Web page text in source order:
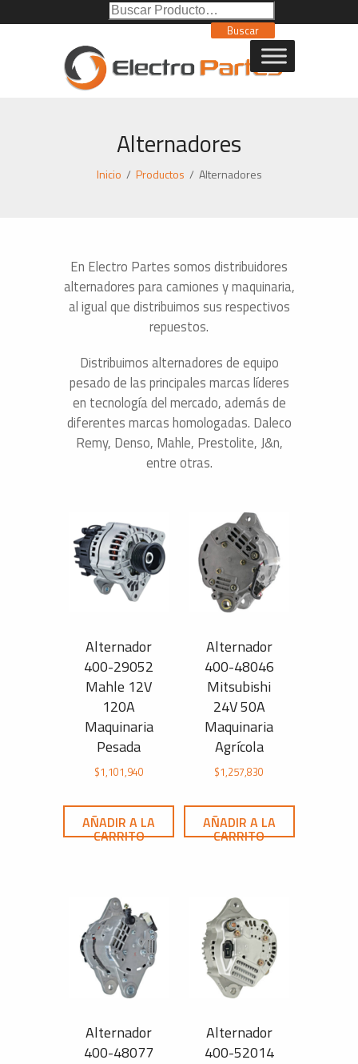
Buscar
Poducto:
Buscar
Alternadores
Inicio / Productos / Alternadores
En Electro Partes somos distribuidores
alternadores para camiones y maquinaria,
al igual que distribuimos sus respectivos
repuestos.
Distribuimos alternadores de equipo
pesado de las principales marcas líderes
en tecnología del mercado, además de
diferentes marcas homologadas. Daleco
Remy, Denso, Mahle, Prestolite, J&n,
entre otras.
Alternador
400-29052
Mahle 12V
120A
Maquinaria
Pesada
$1,101,940
AÑADIR A LA
CARRITO
Alternador
400-48046
Mitsubishi
24V 50A
Maquinaria
Agrícola
$1,257,830
AÑADIR A LA
CARRITO
Alternador
400-48077
Alternador
400-52014